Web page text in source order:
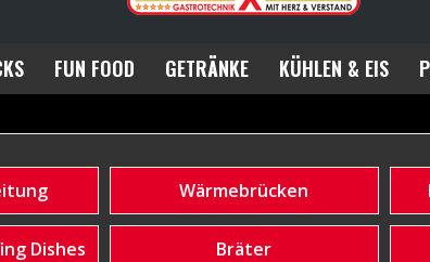
FUN FOOD GETRÄNKE KÜHLEN & EIS
Wärmebrücken
Dishes Bräter